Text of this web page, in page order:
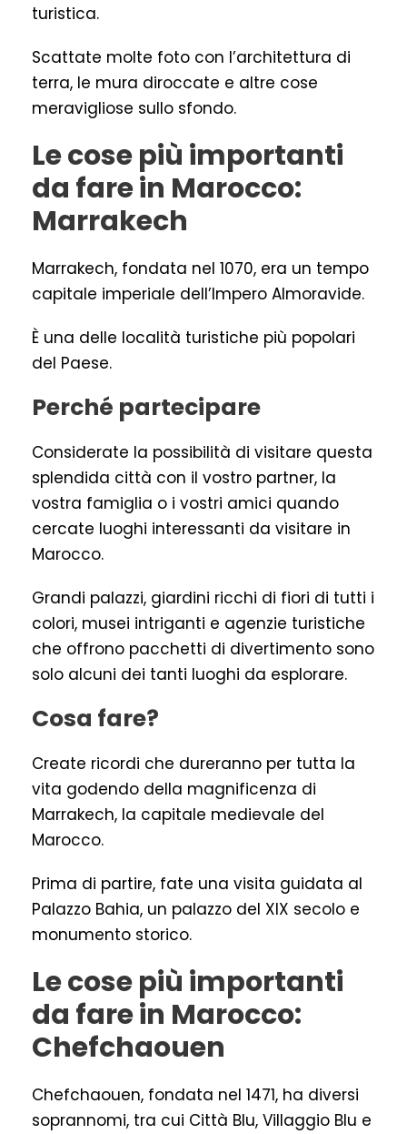
turistica.
Scattate molte foto con l’architettura di
terra, le mura diroccate e altre cose
meravigliose sullo sfondo.
Le cose più importanti
da fare in Marocco:
Marrakech
Marrakech, fondata nel 1070, era un tempo
capitale imperiale dell’Impero Almoravide.
È una delle località turistiche più popolari
del Paese.
Perché partecipare
Considerate la possibilità di visitare questa
splendida città con il vostro partner, la
vostra famiglia o i vostri amici quando
cercate luoghi interessanti da visitare in
Marocco.
Grandi palazzi, giardini ricchi di fiori di tutti i
colori, musei intriganti e agenzie turistiche
che offrono pacchetti di divertimento sono
solo alcuni dei tanti luoghi da esplorare.
Cosa fare?
Create ricordi che dureranno per tutta la
vita godendo della magnificenza di
Marrakech, la capitale medievale del
Marocco.
Prima di partire, fate una visita guidata al
Palazzo Bahia, un palazzo del XIX secolo e
monumento storico.
Le cose più importanti
da fare in Marocco:
Chefchaouen
Chefchaouen, fondata nel 1471, ha diversi
soprannomi, tra cui Città Blu, Villaggio Blu e